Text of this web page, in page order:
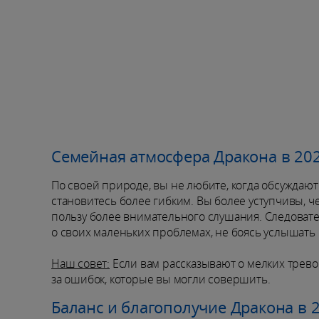
Семейная атмосфера Дракона в
По своей природе, вы не любите, когда
становитесь более гибким. Вы более уступчивы,
пользу более внимательного слушания.
о своих маленьких проблемах, не боясь
Наш совет: Если вам рассказывают о мелких
за ошибок, которые вы могли совершить.
Баланс и благополучие Дракона в